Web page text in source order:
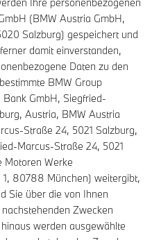
Ihre personenbezogenen
(BMW Austria GmbH,
Salzburg) gespeichert und
damit einverstanden,
Daten zu den
BMW Group
GmbH, Siegfried-
Austria, BMW Austria
Straße 24, 5021 Salzburg,
Marcus-Straße 24, 5021
Motoren Werke
80788 München) weitergibt,
Sie über die von Ihnen
Zwecken
werden ausgewählte